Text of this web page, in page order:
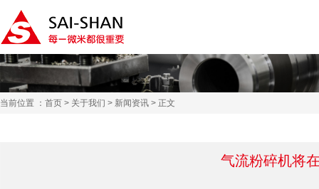
当前位置 ： 首页 > 关于我们 > 新闻资讯 > 正文
气流粉碎机将